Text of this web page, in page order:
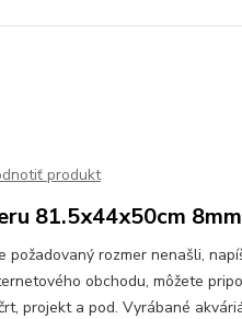
produkt
81.5x44x50cm 8mm
požadovaný rozmer nenašli,
obchodu, môžete
projekt a pod. Vyrábané